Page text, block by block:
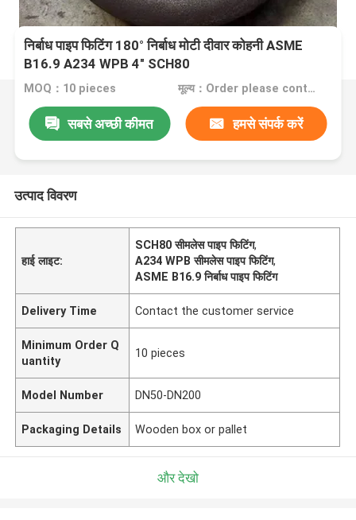
निर्बाध पाइप फिटिंग 180° निर्बाध मोटी दीवार कोहनी ASME
B16.9 A234 WPB 4" SCH80
MOQ：10 pieces मूल्य：Order please contact customer service
सबसे अच्छी कीमत हमसे संपर्क करें
उत्पाद विवरण
हाई लाइट:
SCH80 सीमलेस पाइप फिटिंग,
A234 WPB सीमलेस पाइप फिटिंग,
ASME B16.9 निर्बाध पाइप फिटिंग
Delivery Time Contact the customer service
Minimum Order Q
uantity
10 pieces
Model Number DN50-DN200
Packaging Details Wooden box or pallet
और देखो